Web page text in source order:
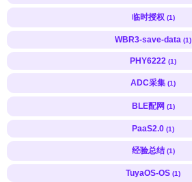
临时授权 (1)
WBR3-save-data (1)
PHY6222 (1)
ADC采集 (1)
BLE配网 (1)
PaaS2.0 (1)
经验总结 (1)
TuyaOS-OS (1)